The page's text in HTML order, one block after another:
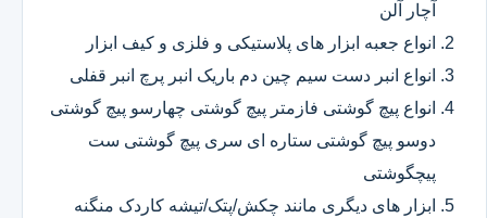
آچار آلن
انواع جعبه ابزار های پلاستیکی و فلزی و کیف ابزار
انواع انبر دست سیم چین دم باریک انبر پرچ انبر قفلی
انواع پیچ گوشتی فازمتر پیچ گوشتی چهارسو پیچ گوشتی
دوسو پیچ گوشتی ستاره ای سری پیچ گوشتی ست
پیچگوشتی
ابزار های دیگری مانند چکش/پتک/تیشه کاردک منگنه